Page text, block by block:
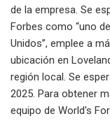
de la empresa. Se
Forbes como “uno
Unidos”, emplee a
ubicación en
región local. Se
2025. Para obtener
equipo de World's